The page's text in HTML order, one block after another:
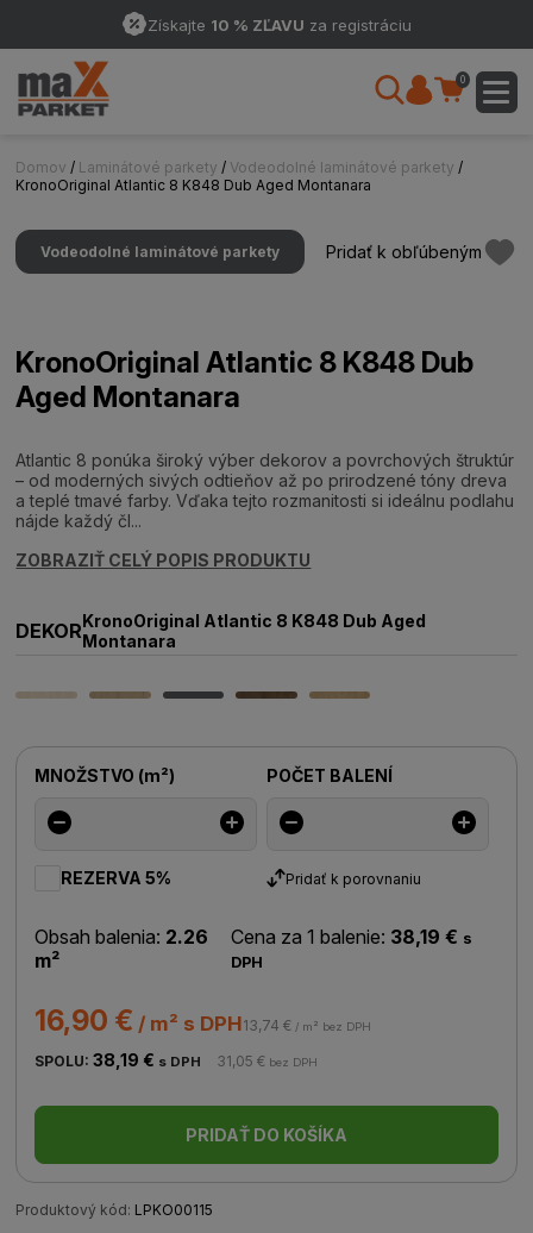
Získajte 10 % ZĽAVU za registráciu
0
Domov / Laminátové parkety / Vodeodolné laminátové parkety /
KronoOriginal Atlantic 8 K848 Dub Aged Montanara
Vodeodolné laminátové parkety Pridať k obľúbeným
KronoOriginal Atlantic 8 K848 Dub
Aged Montanara
Atlantic 8 ponúka široký výber dekorov a povrchových štruktúr
– od moderných sivých odtieňov až po prirodzené tóny dreva
a teplé tmavé farby. Vďaka tejto rozmanitosti si ideálnu podlahu
nájde každý čl...
ZOBRAZIŤ CELÝ POPIS PRODUKTU
DEKORKronoOriginal Atlantic 8 K848 Dub Aged
Montanara
MNOŽSTVO (m²) POČET BALENÍ
REZERVA 5% Pridať k porovnaniu
Obsah balenia: 2.26
m²
Cena za 1 balenie: 38,19 € s
DPH
16,90 € / m² s DPH13,74 € / m² bez DPH
SPOLU:38,19 € s DPH 31,05 € bez DPH
PRIDAŤ DO KOŠÍKA
Produktový kód: LPKO00115